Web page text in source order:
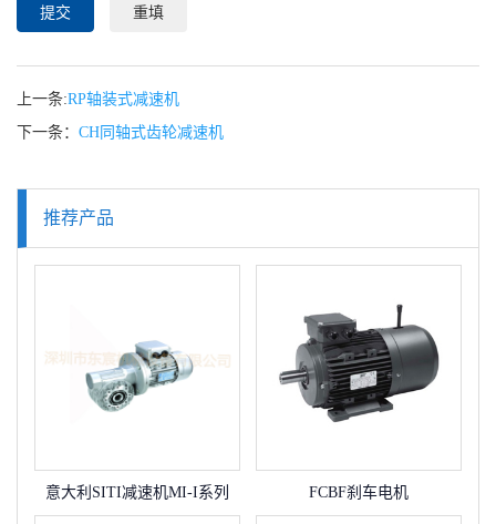
提交 重填
上一条:RP轴装式减速机
下一条： CH同轴式齿轮减速机
推荐产品
意大利SITI减速机MI-I系列 FCBF刹车电机